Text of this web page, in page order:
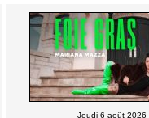
Jeudi 6 août 2026